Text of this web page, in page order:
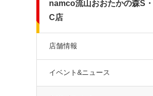
namco流山おおたかの森S・
C店
店舗情報
イベント&ニュース